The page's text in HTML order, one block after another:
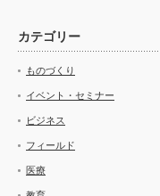
カテゴリー
ものづくり
イベント・セミナー
ビジネス
フィールド
医療